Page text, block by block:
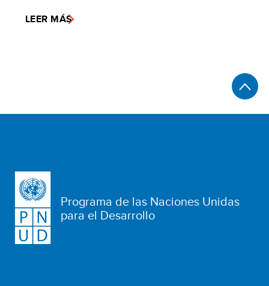
LEER MÁS
Programa de las Naciones Unidas
para el Desarrollo